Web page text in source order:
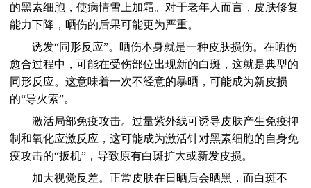
的黑素细胞，使病情雪上加霜。对于老年人而言，皮肤修复
能力下降，晒伤的后果可能更为严重。
诱发“同形反应”。晒伤本身就是一种皮肤损伤。在晒伤
愈合过程中，可能在受伤部位出现新的白斑，这就是典型的
同形反应。这意味着一次不经意的暴晒，可能成为新皮损
的“导火索”。
激活局部免疫攻击。过量紫外线可诱导皮肤产生免疫抑
制和氧化应激反应，这可能成为激活针对黑素细胞的自身免
疫攻击的“扳机”，导致原有白斑扩大或新发皮损。
加大视觉反差。正常皮肤在日晒后会晒黑，而白斑不